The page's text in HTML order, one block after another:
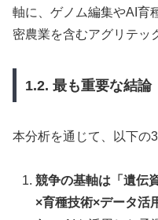
軸に、ゲノム編集やAI育
密農業を含むアグリテッ
1.2. 最も重要な結論
本分析を通じて、以下の
競争の基軸は「遺伝
×育種技術×データ活